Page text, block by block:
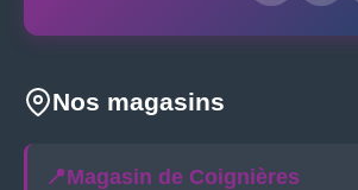
Nos magasins
📍Magasin de Coignières